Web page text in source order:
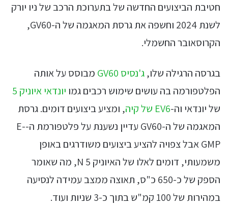
חטיבת הביצועים החדשה של בתערוכת הרכב של ניו יורק
לשנת 2024 וחשפה את גרסת המאגמה של ה-GV60,
הקרוסאובר החשמלי.
בגרסה הרגילה שלו,ג'נסיס GV60
מבוסס על אותה
הפלטפורמה בה עושים שימוש רכבים גמו יונדאי איוניק 5
של יונדאי וה-EV6 של קיה
, ומציע ביצועים דומים. גרסת
המאגמה של ה-GV60 עדיין נשענת על פלטפורמת ה-E-
GMP אבל צפויה להציע ביצועים משודרגים באופן
משמעותי, דומים לאלו של האיוניק 5 N, מה שאומר
הספק של כ-650 כ"ס, תאוצה ממצב עמידה לנסיעה
במהירות של 100 קמ"ש בתוך כ-3 שניות ועוד.